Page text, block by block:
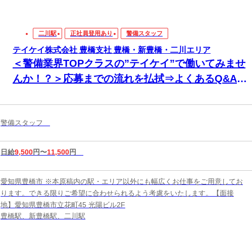
二川駅 正社員登用あり 警備スタッフ
テイケイ株式会社 豊橋支社 豊橋・新豊橋・二川エリア
＜警備業界TOPクラスの”テイケイ”で働いてみませ
んか！？＞応募までの流れを払拭⇒よくあるQ&A大
警備スタッフ
日給9,500円〜11,500円
愛知県豊橋市 ※本原稿内の駅・エリア以外にも幅広くお仕事をご用意してお
ります。できる限りご希望に合わせられるよう考慮をいたします。【面接
地】愛知県豊橋市立花町45 光陽ビル2F
豊橋駅、新豊橋駅、二川駅